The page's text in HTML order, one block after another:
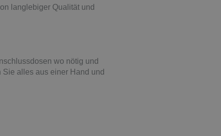
langlebiger Qualität und
wo nötig und
alles aus einer Hand und